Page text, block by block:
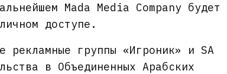
Mada Media Company будет
доступе.
рекламные группы «Игроник» и SA
в Объединенных Арабских